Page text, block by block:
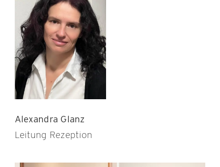
Alexandra Glanz
Leitung Rezeption